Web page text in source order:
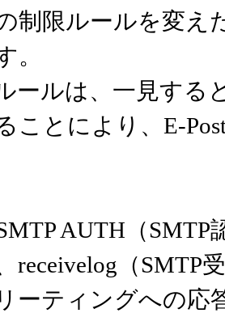
制限ルールを変え
。
ールは、一見する
ことにより、E-
AUTH（
receivelog（SMTP
ーティングへの応